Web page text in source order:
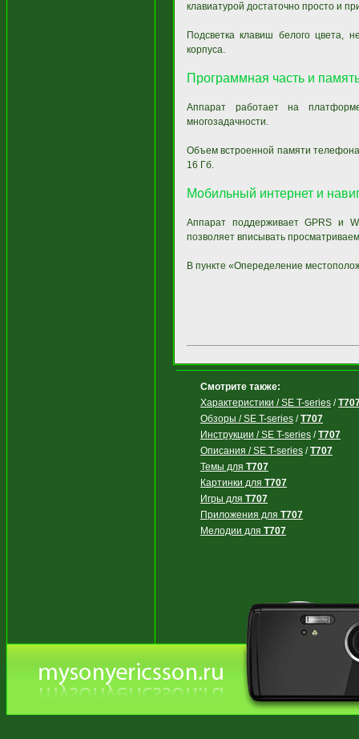
клавиатурой достаточно просто и
Подсветка клавиш белого цвета,
корпуса.
Программная часть и
Аппарат работает на
многозадачности.
Объем встроенной памяти
16 Гб.
Мобильный интернет и
Аппарат поддерживает GPRS и
позволяет вписывать
В пункте «Опеределение
Смотрите также:
Характеристики / SE T-series /
Обзоры / SE T-series /T707
Инструкции / SE T-series /T707
Описания / SE T-series /T707
Темы для T707
Картинки для T707
Игры для T707
Приложения для T707
Мелодии для T707